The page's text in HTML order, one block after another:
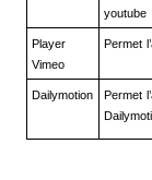
youtube
Player
Vimeo
Permet
Dailymotion
Permet